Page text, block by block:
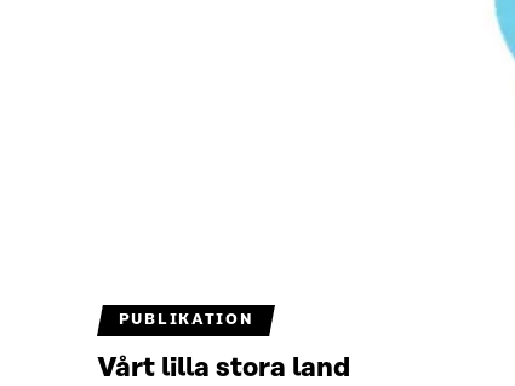
PUBLIKATION
Vårt lilla stora land